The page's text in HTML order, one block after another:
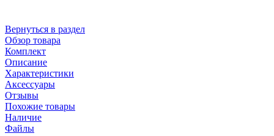
Вернуться в раздел
Обзор товара
Комплект
Описание
Характеристики
Аксессуары
Отзывы
Похожие товары
Наличие
Файлы